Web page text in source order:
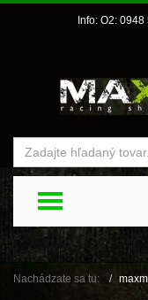
Info: O2:
Nachádzate sa tu: